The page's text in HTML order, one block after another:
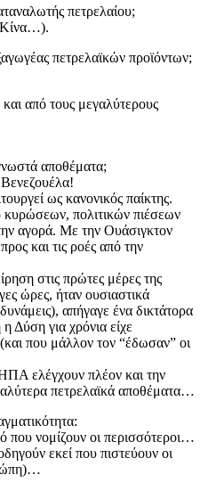
πετρελαίου;
Κίνα…).
πετρελαϊκών προϊόντων;
από τους μεγαλύτερους
αποθέματα;
ως κανονικός παίκτης.
κυρώσεων, πολιτικών πιέσεων
αγορά. Με την Ουάσιγκτον
και τις ροές από την
στις πρώτες μέρες της
ώρες, ήταν ουσιαστικά
απήγαγε ένα δικτάτορα
για χρόνια είχε
που μάλλον τον “έδωσαν” οι
ελέγχουν πλέον και την
πετρελαϊκά αποθέματα…
που νομίζουν οι περισσότεροι…
εκεί που πιστεύουν οι